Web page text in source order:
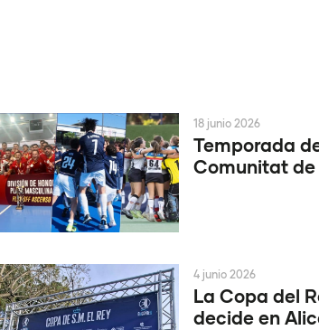
Temporada
Comunitat de
18 junio 2026
La Copa del
decide en
4 junio 2026